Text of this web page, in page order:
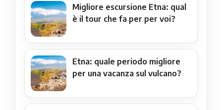
Migliore escursione Etna: qual
è il tour che fa per per voi?
Etna: quale periodo migliore
per una vacanza sul vulcano?